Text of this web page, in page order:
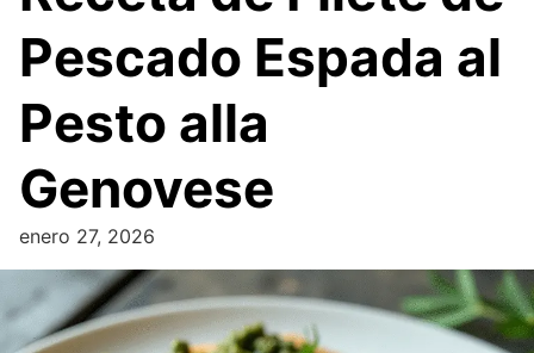
Pescado Espada al
Pesto alla
Genovese
enero 27, 2026